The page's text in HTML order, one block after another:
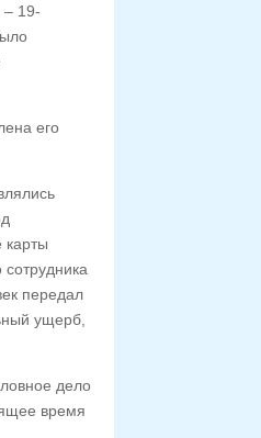
– 19-
его
карты
передал
ущерб,
дело
время